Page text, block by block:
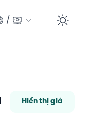
/
Hiển thị giá